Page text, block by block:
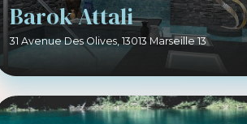
Barok Attali
31 Avenue Des Olives, 13013 Marseille 13